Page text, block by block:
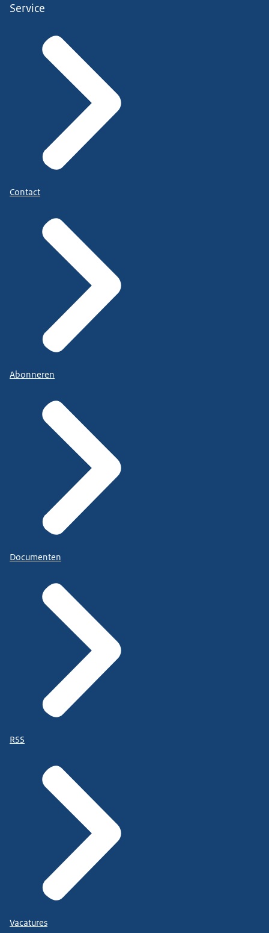
Service
Contact
Abonneren
Documenten
RSS
Vacatures